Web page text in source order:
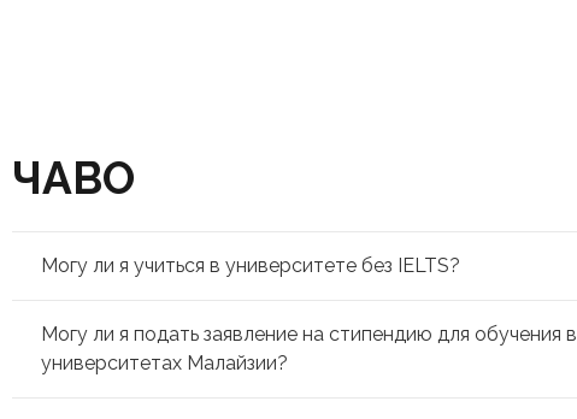
ЧАВО
Могу ли я учиться в университете без IELTS?
Могу ли я подать заявление на стипендию для обучения в
университетах Малайзии?